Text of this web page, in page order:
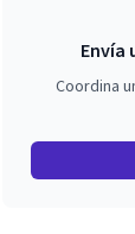
Envía
Coordina